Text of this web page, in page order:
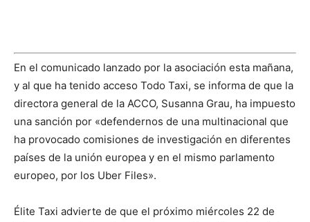
En el comunicado lanzado por la asociación esta mañana,
y al que ha tenido acceso Todo Taxi, se informa de que la
directora general de la ACCO, Susanna Grau, ha impuesto
una sanción por «defendernos de una multinacional que
ha provocado comisiones de investigación en diferentes
países de la unión europea y en el mismo parlamento
europeo, por los Uber Files».
Élite Taxi advierte de que el próximo miércoles 22 de